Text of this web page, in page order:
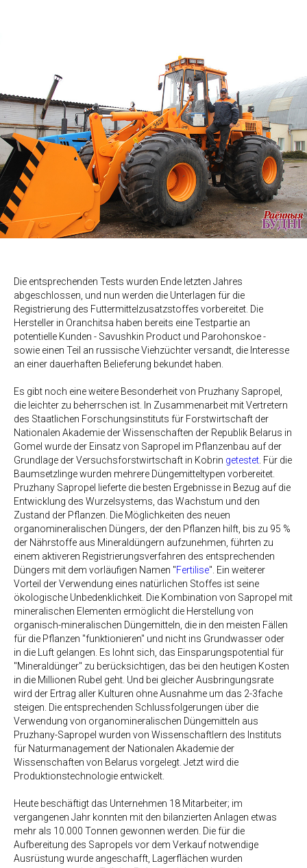
Die entsprechenden Tests wurden Ende letzten Jahres
abgeschlossen, und nun werden die Unterlagen für die
Registrierung des Futtermittelzusatzstoffes vorbereitet. Die
Hersteller in Oranchitsa haben bereits eine Testpartie an
potentielle Kunden - Savushkin Product und Parohonskoe -
sowie einen Teil an russische Viehzüchter versandt, die Interesse
an einer dauerhaften Belieferung bekundet haben.
Es gibt noch eine weitere Besonderheit von Pruzhany Sapropel,
die leichter zu beherrschen ist. In Zusammenarbeit mit Vertretern
des Staatlichen Forschungsinstituts für Forstwirtschaft der
Nationalen Akademie der Wissenschaften der Republik Belarus in
Gomel wurde der Einsatz von Sapropel im Pflanzenbau auf der
Grundlage der Versuchsforstwirtschaft in Kobrin getestet . Für die
Baumsetzlinge wurden mehrere Düngemitteltypen vorbereitet.
Pruzhany Sapropel lieferte die besten Ergebnisse in Bezug auf die
Entwicklung des Wurzelsystems, das Wachstum und den
Zustand der Pflanzen. Die Möglichkeiten des neuen
organomineralischen Düngers, der den Pflanzen hilft, bis zu 95 %
der Nährstoffe aus Mineraldüngern aufzunehmen, führten zu
einem aktiveren Registrierungsverfahren des entsprechenden
Düngers mit dem vorläufigen Namen "Fertilise". Ein weiterer
Vorteil der Verwendung eines natürlichen Stoffes ist seine
ökologische Unbedenklichkeit. Die Kombination von Sapropel mit
mineralischen Elementen ermöglicht die Herstellung von
organisch-mineralischen Düngemitteln, die in den meisten Fällen
für die Pflanzen "funktionieren" und nicht ins Grundwasser oder
in die Luft gelangen. Es lohnt sich, das Einsparungspotential für
"Mineraldünger" zu berücksichtigen, das bei den heutigen Kosten
in die Millionen Rubel geht. Und bei gleicher Ausbringungsrate
wird der Ertrag aller Kulturen ohne Ausnahme um das 2-3fache
steigen. Die entsprechenden Schlussfolgerungen über die
Verwendung von organomineralischen Düngemitteln aus
Pruzhany-Sapropel wurden von Wissenschaftlern des Instituts
für Naturmanagement der Nationalen Akademie der
Wissenschaften von Belarus vorgelegt. Jetzt wird die
Produktionstechnologie entwickelt.
Heute beschäftigt das Unternehmen 18 Mitarbeiter; im
vergangenen Jahr konnten mit den bilanzierten Anlagen etwas
mehr als 10.000 Tonnen gewonnen werden. Die für die
Aufbereitung des Sapropels vor dem Verkauf notwendige
Ausrüstung wurde angeschafft, Lagerflächen wurden